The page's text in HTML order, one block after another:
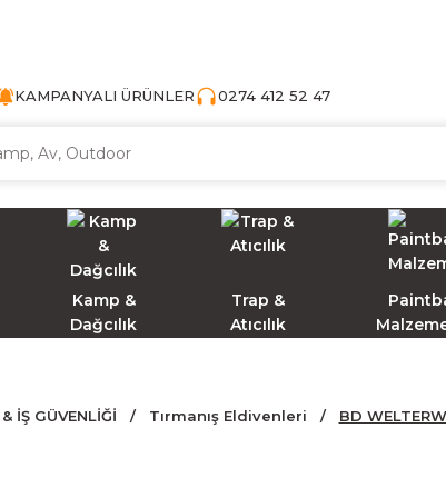
KAMPANYALI ÜRÜNLER 0274 412 52 47
Kamp &
Dağcılık
Trap &
Atıcılık
İŞ GÜVENLİĞİ Tırmanış Eldivenleri BD